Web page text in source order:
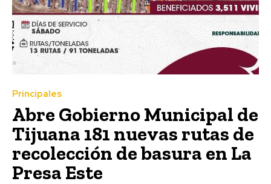
Principales
Abre Gobierno Municipal de
Tijuana 181 nuevas rutas de
recolección de basura en La
Presa Este